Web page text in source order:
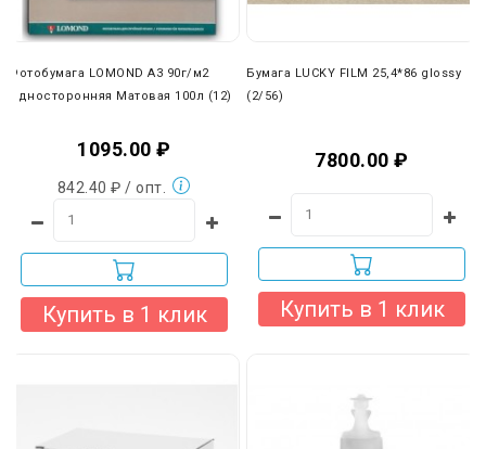
выбрать любую другую удобную вам компанию (ПЭК,
Фотобумага LOMOND A3 90г/м2
Односторонняя Матовая 100л (12)
1095.00 ₽
842.40 ₽ / опт.
Купить в 1 клик
Бумага LUCKY FILM 25,4*86 glossy
(2/56)
7800.00 ₽
Купить в 1 клик